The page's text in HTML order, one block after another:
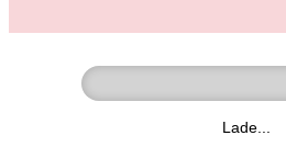
Lade...